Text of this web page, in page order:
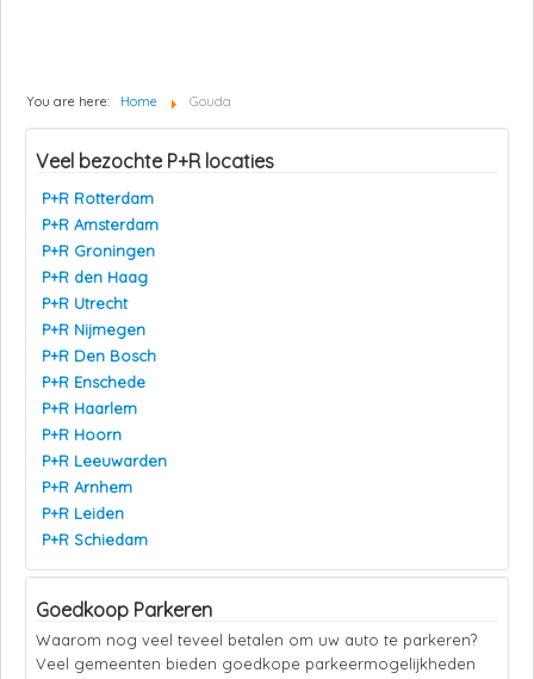
You are here: Home Gouda
Veel bezochte P+R locaties
P+R Rotterdam
P+R Amsterdam
P+R Groningen
P+R den Haag
P+R Utrecht
P+R Nijmegen
P+R Den Bosch
P+R Enschede
P+R Haarlem
P+R Hoorn
P+R Leeuwarden
P+R Arnhem
P+R Leiden
P+R Schiedam
Goedkoop Parkeren
Waarom nog veel teveel betalen om uw auto te parkeren?
Veel gemeenten bieden goedkope parkeermogelijkheden